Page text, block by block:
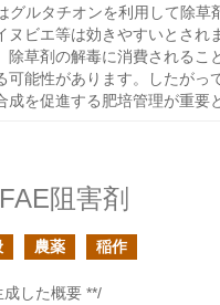
グルタチオンを利用して除
ヌビエ等は効きやすいとさ
除草剤の解毒に消費される
可能性があります。したが
を促進する肥培管理が重要
阻害剤
農薬 稲作
成した概要 **/